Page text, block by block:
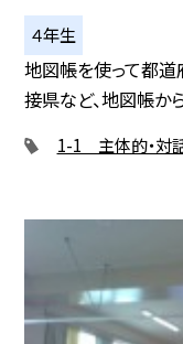
４年生
地図帳を使って都道
接県など、地図帳か
1-1 主体的・対